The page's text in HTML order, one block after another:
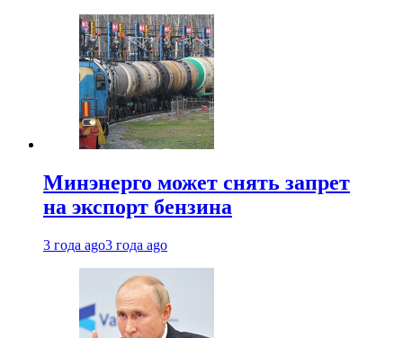
Минэнерго может снять запрет
на экспорт бензина
3 года ago3 года ago